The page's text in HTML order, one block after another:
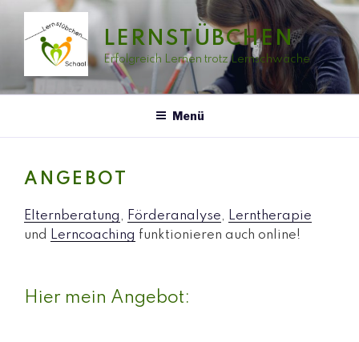
Zum
springen
LERNSTÜBCHEN
Erfolgreich Lernen trotz Lernschwäche
Menü
ANGEBOT
Elternberatung , Förderanalyse, Lerntherapie
und Lerncoaching funktionieren auch online!
Hier mein Angebot: